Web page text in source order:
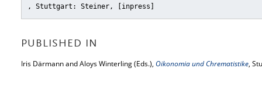
, Stuttgart: Steiner, [inpress]
PUBLISHED IN
Iris Därmann and Aloys Winterling (Eds.), Oikonomia und Chrematistike,